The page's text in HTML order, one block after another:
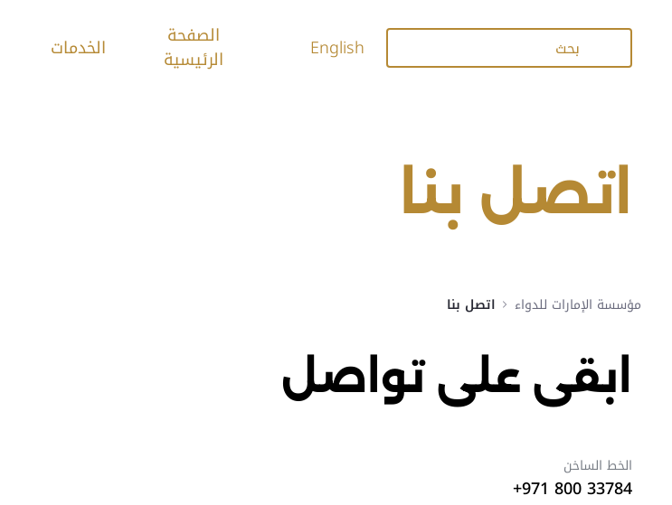
الصفحة
الرئيسية الخدمات English شريط البحث
اتصل بنا
مؤسسة الإمارات للدواء اتصل بنا
ابقى على تواصل
الخط الساخن
33784 800 971+